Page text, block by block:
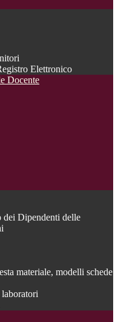
Elettronico
Docente
dei Dipendenti delle
materiale, modelli schede